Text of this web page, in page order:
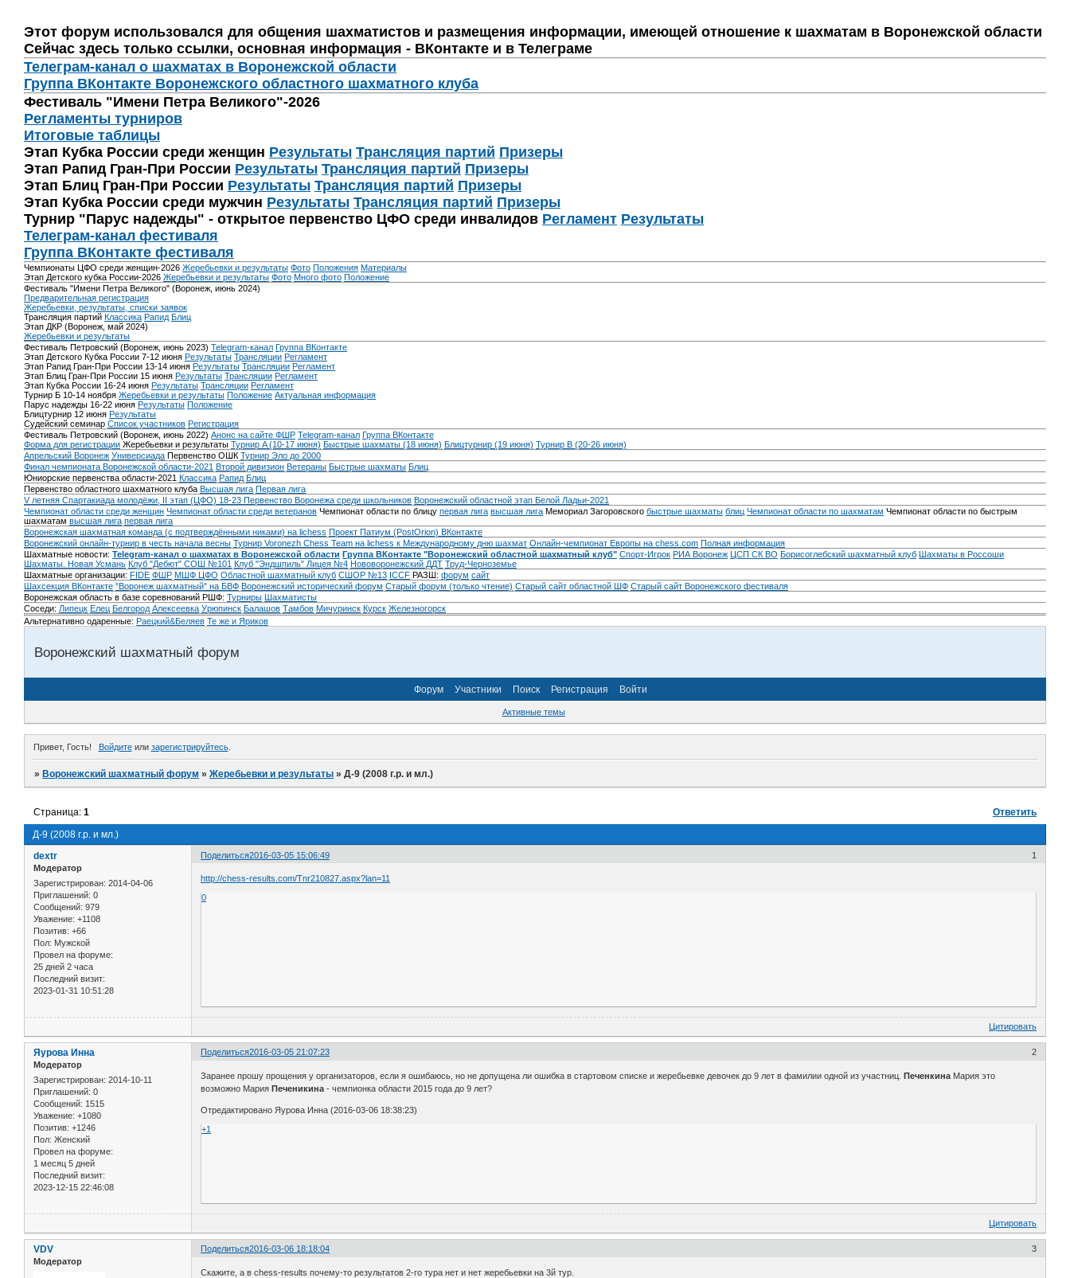
Этот форум использовался для общения шахматистов и размещения информации, имеющей отношение к шахматам в Воронежской области
Сейчас здесь только ссылки, основная информация - ВКонтакте и в Телеграме
Телеграм-канал о шахматах в Воронежской области
Группа ВКонтакте Воронежского областного шахматного клуба
Фестиваль "Имени Петра Великого"-2026
Регламенты турниров
Итоговые таблицы
Этап Кубка России среди женщин Результаты Трансляция партий Призеры
Этап Рапид Гран-При России Результаты Трансляция партий Призеры
Этап Блиц Гран-При России Результаты Трансляция партий Призеры
Этап Кубка России среди мужчин Результаты Трансляция партий Призеры
Турнир "Парус надежды" - открытое первенство ЦФО среди инвалидов Регламент Результаты
Телеграм-канал фестиваля
Группа ВКонтакте фестиваля
Чемпионаты ЦФО среди женщин-2026 Жеребьевки и результаты Фото Положения Материалы
Этап Детского кубка России-2026 Жеребьевки и результаты Фото Много фото Положение
Фестиваль "Имени Петра Великого" (Воронеж, июнь 2024)
Предварительная регистрация
Жеребьевки, результаты, списки заявок
Трансляция партий Классика Рапид Блиц
Этап ДКР (Воронеж, май 2024)
Жеребьевки и результаты
Фестиваль Петровский (Воронеж, июнь 2023) Telegram-канал Группа ВКонтакте
Этап Детского Кубка России 7-12 июня Результаты Трансляции Регламент
Этап Рапид Гран-При России 13-14 июня Результаты Трансляции Регламент
Этап Блиц Гран-При России 15 июня Результаты Трансляции Регламент
Этап Кубка России 16-24 июня Результаты Трансляции Регламент
Турнир Б 10-14 ноября Жеребьевки и результаты Положение Актуальная информация
Парус надежды 16-22 июня Результаты Положение
Блицтурнир 12 июня Результаты
Судейский семинар Список участников Регистрация
Фестиваль Петровский (Воронеж, июнь 2022) Анонс на сайте ФШР Telegram-канал Группа ВКонтакте
Форма для регистрации Жеребьевки и результаты Турнир A (10-17 июня) Быстрые шахматы (18 июня) Блицтурнир (19 июня) Турнир B (20-26 июня)
Апрельский Воронеж Универсиада Первенство ОШК Турнир Эло до 2000
Финал чемпионата Воронежской области-2021 Второй дивизион Ветераны Быстрые шахматы Блиц
Юниорские первенства области-2021 Классика Рапид Блиц
Первенство областного шахматного клуба Высшая лига Первая лига
V летняя Спартакиада молодёжи, II этап (ЦФО) 18-23 Первенство Воронежа среди школьников Воронежский областной этап Белой Ладьи-2021
Чемпионат области среди женщин Чемпионат области среди ветеранов Чемпионат области по блицу первая лига высшая лига Мемориал Загоровского быстрые шахматы блиц Чемпионат области по шахматам Чемпионат области по быстрым
шахматам высшая лига первая лига
Воронежская шахматная команда (с подтверждёнными никами) на lichess Проект Патиум (PostOrion) ВКонтакте
Воронежский онлайн-турнир в честь начала весны Турнир Voronezh Chess Team на lichess к Международному дню шахмат Онлайн-чемпионат Европы на chess.com Полная информация
Шахматные новости: Telegram-канал о шахматах в Воронежской области Группа ВКонтакте "Воронежский областной шахматный клуб" Спорт-Игрок РИА Воронеж ЦСП СК ВО Борисоглебский шахматный клуб Шахматы в Россоши
Шахматы. Новая Усмань Клуб "Дебют" СОШ №101 Клуб "Эндшпиль" Лицея №4 Нововоронежский ДДТ Труд-Черноземье
Шахматные организации: FIDE ФШР МШФ ЦФО Областной шахматный клуб СШОР №13 ICCF РАЗШ: форум сайт
Шахсекция ВКонтакте "Воронеж шахматный" на БВФ Воронежский исторический форум Cтарый форум (только чтение) Старый сайт областной ШФ Старый сайт Воронежского фестиваля
Воронежская область в базе соревнований РШФ: Турниры Шахматисты
Соседи: Липецк Елец Белгород Алексеевка Урюпинск Балашов Тамбов Мичуринск Курск Железногорск
Альтернативно одаренные: Раецкий&Беляев Те же и Яриков
Воронежский шахматный форум
Форум Участники Поиск Регистрация Войти
Активные темы
Привет, Гость! Войдитеили зарегистрируйтесь.
»Воронежский шахматный форум »Жеребьевки и результаты »Д-9 (2008 г.р. и мл.)
Д-9 (2008 г.р. и мл.)
Страница:1 Ответить
Поделиться 1
2016-03-05 15:06:49
dextr
Модератор
Зарегистрирован: 2014-04-06
Приглашений: 0
Сообщений: 979
Уважение: +1108
Позитив: +66
Пол: Мужской
Провел на форуме:
25 дней 2 часа
Последний визит:
2023-01-31 10:51:28
http://chess-results.com/Tnr210827.aspx?lan=11
0
Цитировать
Поделиться 2
2016-03-05 21:07:23
Яурова Инна
Модератор
Зарегистрирован: 2014-10-11
Приглашений: 0
Сообщений: 1515
Уважение: +1080
Позитив: +1246
Пол: Женский
Провел на форуме:
1 месяц 5 дней
Последний визит:
2023-12-15 22:46:08
Заранее прошу прощения у организаторов, если я ошибаюсь, но не допущена ли ошибка в стартовом списке и жеребьевке девочек до 9 лет в фамилии одной из участниц.Печенкина Мария это
возможно МарияПеченикина - чемпионка области 2015 года до 9 лет?
Отредактировано Яурова Инна (2016-03-06 18:38:23)
+1
Цитировать
Поделиться 3
2016-03-06 18:18:04
VDV
Модератор
Скажите, а в chess-results почему-то результатов 2-го тура нет и нет жеребьевки на 3й тур.